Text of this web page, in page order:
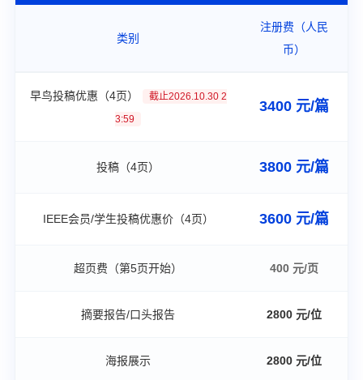
类别
注册费（人民
币）
早鸟投稿优惠（4页）
截止2026.10.30 2
3:59
3400 元/篇
投稿（4页） 3800 元/篇
IEEE会员/学生投稿优惠价（4页） 3600 元/篇
超页费（第5页开始） 400 元/页
摘要报告/口头报告 2800 元/位
海报展示 2800 元/位